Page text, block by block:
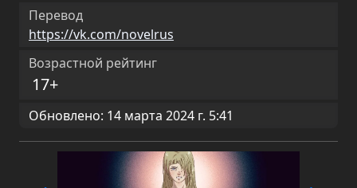
Перевод
https://vk.com/novelrus
Возрастной рейтинг
17+
Обновлено: 14 марта 2024 г. 5:41